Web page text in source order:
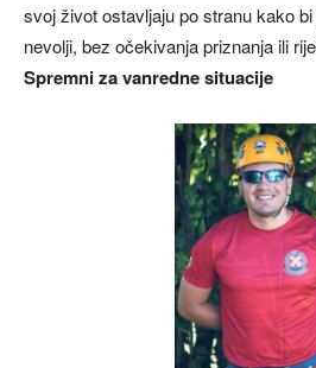
svoj život ostavljaju po stranu kako
nevolji, bez očekivanja priznanja ili
Spremni za vanredne situacije